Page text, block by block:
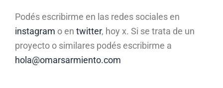
Podés escribirme en las redes sociales en
instagram o en twitter, hoy x. Si se trata de un
proyecto o similares podés escribirme a
hola@omarsarmiento.com